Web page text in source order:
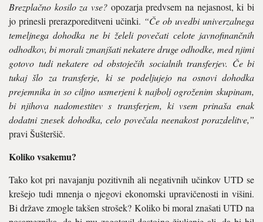
Brezplačno kosilo za vse? opozarja predvsem na nejasnost, ki bi
jo prinesli prerazporeditveni učinki. “Če ob uvedbi univerzalnega
temeljnega dohodka ne bi želeli povečati celote javnofinančnih
odhodkov, bi morali zmanjšati nekatere druge odhodke, med njimi
gotovo tudi nekatere od obstoječih socialnih transferjev. Če bi
tukaj šlo za transferje, ki se podeljujejo na osnovi dohodka
prejemnika in so ciljno usmerjeni k najbolj ogroženim skupinam,
bi njihova nadomestitev s transferjem, ki vsem prinaša enak
dodatni znesek dohodka, celo povečala neenakost porazdelitve,”
pravi Šušteršič.
Koliko vsakemu?
Tako kot pri navajanju pozitivnih ali negativnih učinkov UTD se
krešejo tudi mnenja o njegovi ekonomski upravičenosti in višini.
Bi države zmogle takšen strošek? Koliko bi moral znašati UTD na